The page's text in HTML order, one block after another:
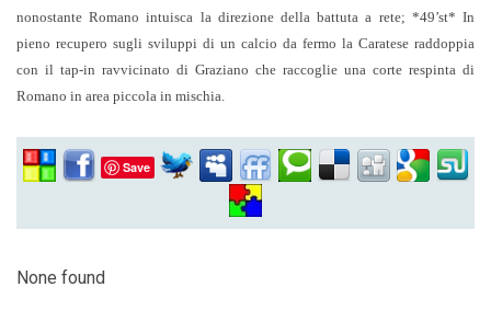
nonostante Romano intuisca la direzione della battuta a rete; *49’st* In
pieno recupero sugli sviluppi di un calcio da fermo la Caratese raddoppia
con il tap-in ravvicinato di Graziano che raccoglie una corte respinta di
Romano in area piccola in mischia.
Save
None found